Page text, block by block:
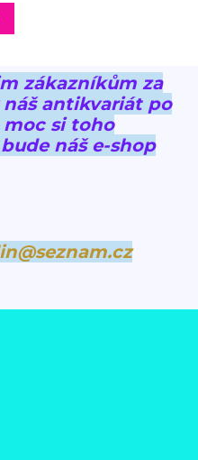
zákazníkům za
antikvariát po
si toho
náš e-shop